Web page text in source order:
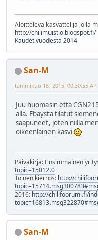
Aloitteleva kasvattelija jolla
http://chilimuistio.blogspot.fi/
Kaudet vuodesta 2014
San-M
tammikuu 18, 2015, 00:30:55 AP
Juu huomasin että
alla. Ebaysta tilatut
saapuneet, joten niillä
oikeenlainen kasvi
Päiväkirja: Ensimmäinen
topic=15012.0
Toinen kierros: http://
2016: http://chilifoorumi.fi/
San-M